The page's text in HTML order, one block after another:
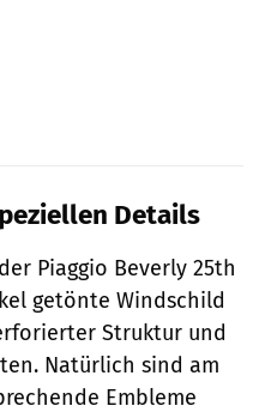
Details
Piaggio Beverly 25th
getönte Windschild
Struktur und
Natürlich sind am
Embleme